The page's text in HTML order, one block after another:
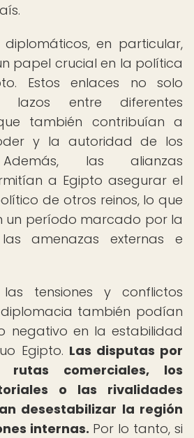
diplomáticos, en particular,
papel crucial en la política
Estos enlaces no solo
lazos entre diferentes
también contribuían a
y la autoridad de los
Además, las alianzas
a Egipto asegurar el
de otros reinos, lo que
un período marcado por la
amenazas externas e
tensiones y conflictos
también podían
negativo en la estabilidad
Egipto. Las disputas por
comerciales, los
o las rivalidades
desestabilizar la región
internas. Por lo tanto, si